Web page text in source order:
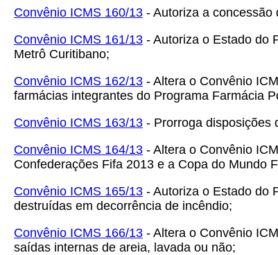
Convênio ICMS 160/13 - Autoriza a
Convênio ICMS 161/13 - Autoriza o Estado do
Metrô Curitibano;
Convênio ICMS 162/13 - Altera o Convênio
farmácias integrantes do Programa Farmácia
Convênio ICMS 163/13 - Prorroga disposições
Convênio ICMS 164/13 - Altera o Convênio
Confederações Fifa 2013 e a Copa do Mundo
Convênio ICMS 165/13 - Autoriza o Estado do
destruídas em decorrência de incêndio;
Convênio ICMS 166/13 - Altera o Convênio
saídas internas de areia, lavada ou não;